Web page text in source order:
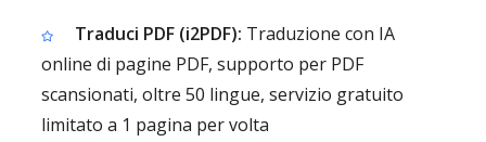
Traduci PDF (i2PDF): Traduzione con IA
online di pagine PDF, supporto per PDF
scansionati, oltre 50 lingue, servizio gratuito
limitato a 1 pagina per volta